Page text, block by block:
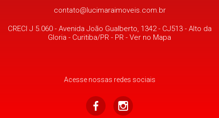
contato@lucimaraimoveis.com.br
CRECI J 5.060 - Avenida João Gualberto, 1342 - CJ513- Alto da
Gloria - Curitiba/PR - PR - Ver no Mapa
Acesse nossas redes sociais